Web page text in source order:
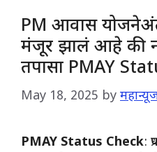
PM आवास
मंजूर झालं आहे की
तपासा PMAY
May 18, 2025 by
PMAY Status Check: